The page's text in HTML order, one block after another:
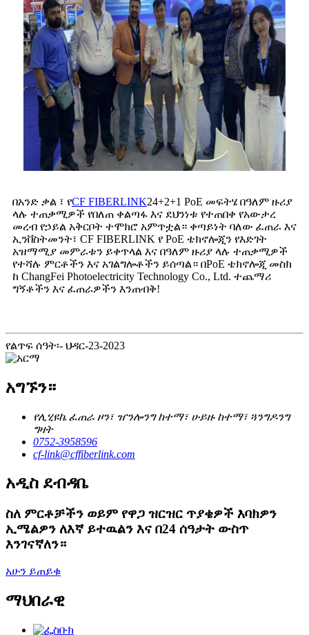
በአንድ ቃል ፣ የCF FIBERLINK24+2+1 PoE መፍትሄ በዓለም ዙሪያ
ላሉ ተጠቃሚዎች የበለጠ ቀልጣፋ እና ደህንነቱ የተጠበቀ የአውታረ
መረብ የኃይል አቅርቦት ተሞክሮ አምጥቷል። ቀጣይነት ባለው ፈጠራ እና
ኢንቨስትመንት፣ CF FIBERLINK የ PoE ቴክኖሎጂን የእድገት
አዝማሚያ መምራቱን ይቀጥላል እና በዓለም ዙሪያ ላሉ ተጠቃሚዎች
የተሻሉ ምርቶችን እና አገልግሎቶችን ይሰጣል። በPoE ቴክኖሎጂ መስክ
ከ ChangFei Photoelectricity Technology Co., Ltd. ተጨማሪ
ግኝቶችን እና ፈጠራዎችን እንጠብቅ!
የልጥፍ ሰዓት፡- ህዳር-23-2023
አግኙን።
የሊሂዩኬ ፈጠራ ዞን፣ ዠንሎንግ ከተማ፣ ሁይዙ ከተማ፣ ጓንግዶንግ
ግዛት
0752-3958596
cf-link@cffiberlink.com
አዲስ ደብዳቤ
ስለ ምርቶቻችን ወይም የዋጋ ዝርዝር ጥያቄዎች እባክዎን
ኢሜልዎን ለእኛ ይተዉልን እና በ24 ሰዓታት ውስጥ
እንገናኛለን።
አሁን ይጠይቁ
ማህበራዊ